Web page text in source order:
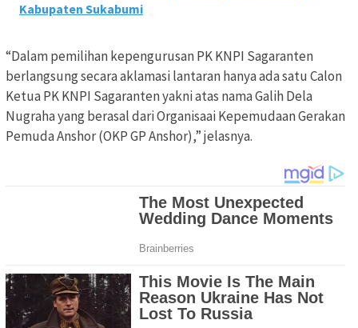
Kabupaten Sukabumi
“Dalam pemilihan kepengurusan PK KNPI Sagaranten
berlangsung secara aklamasi lantaran hanya ada satu Calon
Ketua PK KNPI Sagaranten yakni atas nama Galih Dela
Nugraha yang berasal dari Organisaai Kepemudaan Gerakan
Pemuda Anshor (OKP GP Anshor),” jelasnya.